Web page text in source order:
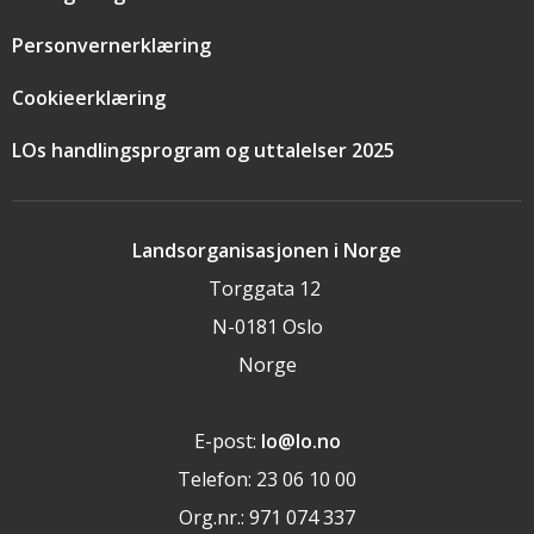
Landsorganisasjonen i Norge
Torggata 12
N-0181 Oslo
Norge
E-post: lo@lo.no
Telefon: 23 06 10 00
Org.nr.: 971 074 337
Personvernerklæring
Cookieerklæring
LOs handlingsprogram og uttalelser 2025